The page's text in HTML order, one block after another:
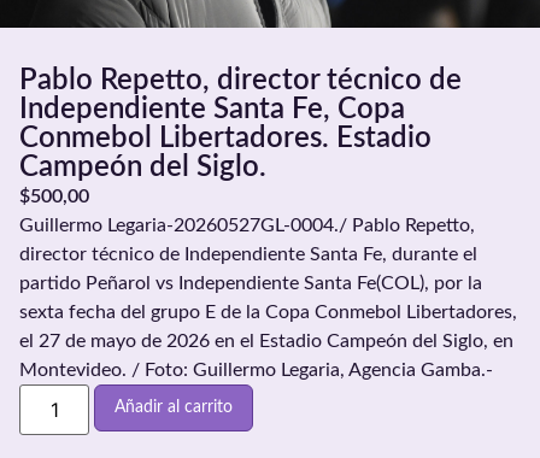
Pablo Repetto, director técnico de
Independiente Santa Fe, Copa
Conmebol Libertadores. Estadio
Campeón del Siglo.
$500,00
Guillermo Legaria-20260527GL-0004./ Pablo Repetto,
director técnico de Independiente Santa Fe, durante el
partido Peñarol vs Independiente Santa Fe(COL), por la
sexta fecha del grupo E de la Copa Conmebol Libertadores,
el 27 de mayo de 2026 en el Estadio Campeón del Siglo, en
Montevideo. / Foto: Guillermo Legaria, Agencia Gamba.-
Añadir al carrito